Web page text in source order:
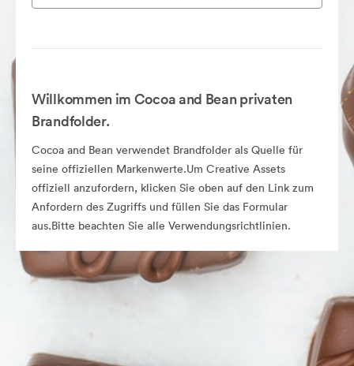
Willkommen im Cocoa and Bean privaten
Brandfolder.
Cocoa and Bean verwendet Brandfolder als Quelle für
seine offiziellen Markenwerte.Um Creative Assets
offiziell anzufordern, klicken Sie oben auf den Link zum
Anfordern des Zugriffs und füllen Sie das Formular
aus.Bitte beachten Sie alle Verwendungsrichtlinien.